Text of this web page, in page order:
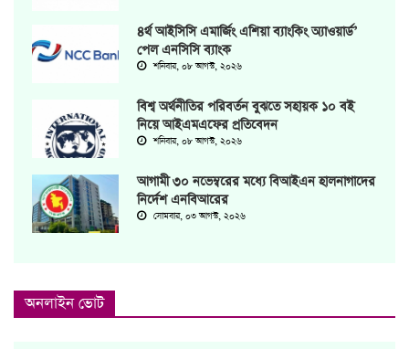
৪র্থ আইসিসি এমার্জিং এশিয়া ব্যাংকিং অ্যাওয়ার্ড’
পেল এনসিসি ব্যাংক
শনিবার, ০৮ আগস্ট, ২০২৬
বিশ্ব অর্থনীতির পরিবর্তন বুঝতে সহায়ক ১০ বই
নিয়ে আইএমএফের প্রতিবেদন
শনিবার, ০৮ আগস্ট, ২০২৬
আগামী ৩০ নভেম্বরের মধ্যে বিআইএন হালনাগাদের
নির্দেশ এনবিআরের
সোমবার, ০৩ আগস্ট, ২০২৬
অনলাইন ভোট